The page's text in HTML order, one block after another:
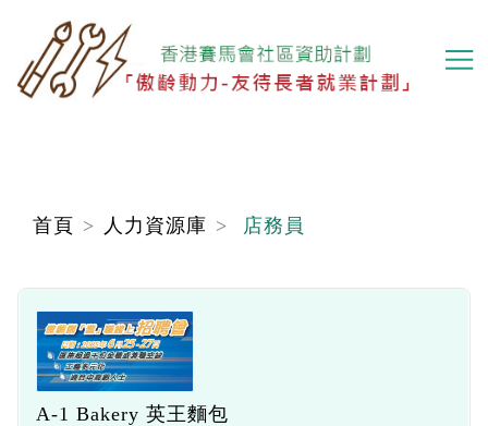
主
內
首頁 人力資源庫 店務員
A-1 Bakery 英王麵包